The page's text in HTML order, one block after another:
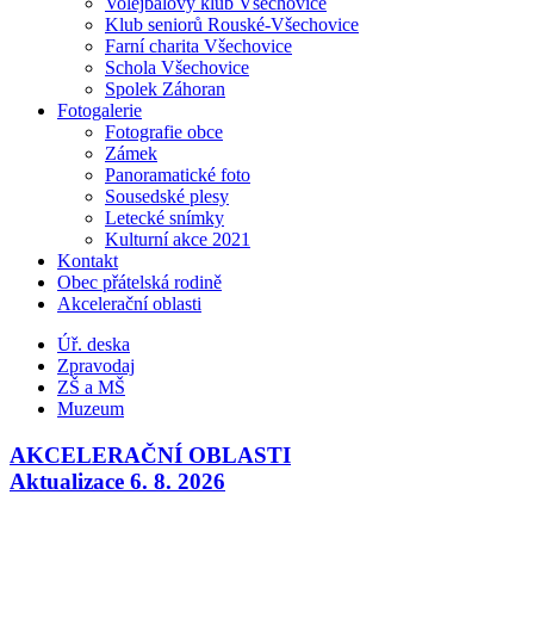
Klub seniorů Rouské-Všechovice
Farní charita Všechovice
Schola Všechovice
Spolek Záhoran
Fotogalerie
Fotografie obce
Zámek
Panoramatické foto
Sousedské plesy
Letecké snímky
Kulturní akce 2021
Kontakt
Obec přátelská rodině
Akcelerační oblasti
Úř. deska
Zpravodaj
ZŠ a MŠ
Muzeum
AKCELERAČNÍ OBLASTI
Aktualizace 6. 8. 2026